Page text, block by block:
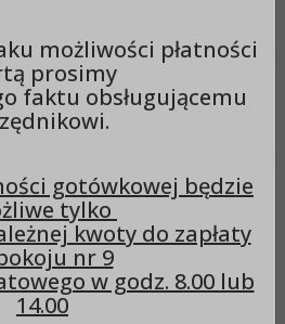
Menu
Inspekcje i Straże
i Straże
Policji
możliwości płatności
prosimy
faktu obsługującemu
gotówkowej będzie
tylko
kwoty do zapłaty
nr 9
w godz. 8.00 lub
14.00